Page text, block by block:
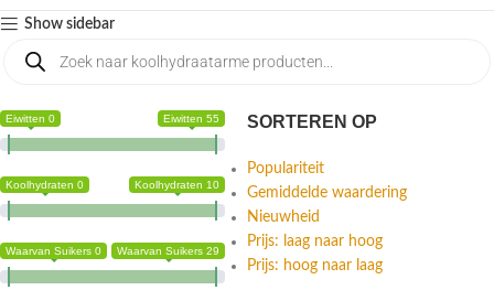
Show sidebar
Eiwitten 0 Eiwitten 55
Koolhydraten 0 Koolhydraten 10
Waarvan Suikers 0 Waarvan Suikers 29
SORTEREN OP
Populariteit
Gemiddelde waardering
Nieuwheid
Prijs: laag naar hoog
Prijs: hoog naar laag